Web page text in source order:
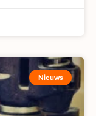
Nieuws